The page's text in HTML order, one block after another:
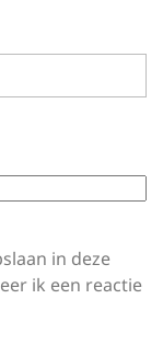
in deze
ik een reactie